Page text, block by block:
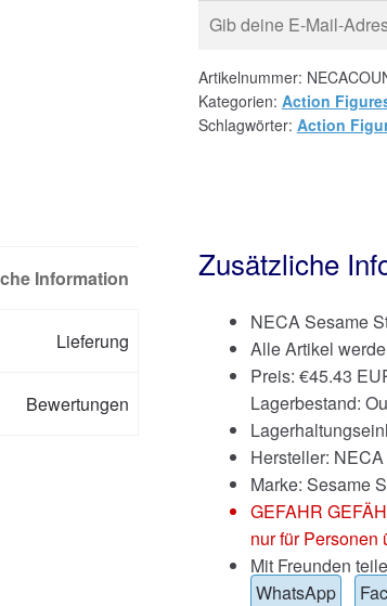
Artikelnummer:
Kategorien: Action
Schlagwörter: Action
Information
Lieferung
Bewertungen
Zusätzliche
NECA Sesame
Alle Artikel
Preis: €45.43
Lagerbestand:
Hersteller: NECA
Marke: Sesame
GEFAHR
nur für Personen
Mit Freunden
WhatsApp